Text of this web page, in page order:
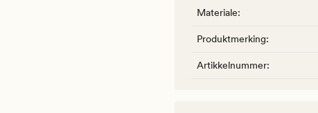
Materiale:
Produktmerking:
Artikkelnummer: